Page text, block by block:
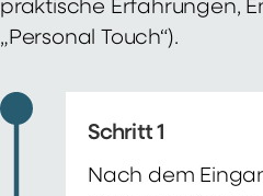
praktische Erfahrungen,
„Personal Touch“).
Schritt 1
Nach dem